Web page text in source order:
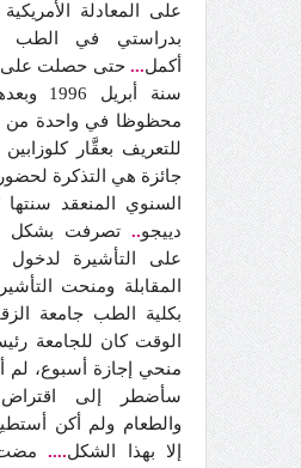
على المعادلة
بدراستي في الطب
أكمل... حتى حصلت على
سنة
محظوظا في واحدة من
للتعريف بعقَّار
جائزة هي التذكرة
دييجو.. تصرفت بشكل
على التأشيرة لدخول
المقابلة ومنحت
بكلية الطب جامعة
الوقت كان للجامعة
منحي إجازة أسبوع، لم
سأضطر إلى اقتراض
والطعام ولم أكن
إلا بهذا الشكل....مضت